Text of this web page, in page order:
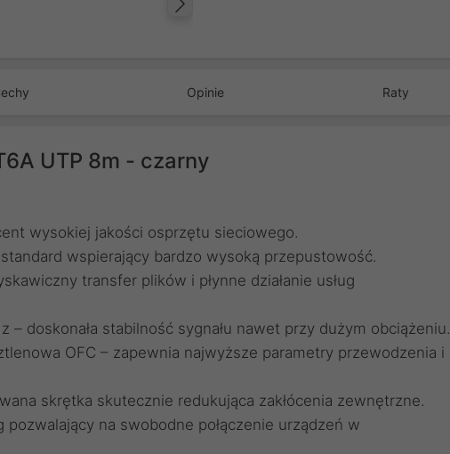
Opinie Raty
UTP 8m - czarny
wysokiej jakości osprzętu sieciowego.
wspierający bardzo wysoką przepustowość.
transfer plików i płynne działanie usług
– doskonała stabilność sygnału nawet przy dużym obciążeniu.
OFC – zapewnia najwyższe parametry przewodzenia i
skrętka skutecznie redukująca zakłócenia zewnętrzne.
pozwalający na swobodne połączenie urządzeń w